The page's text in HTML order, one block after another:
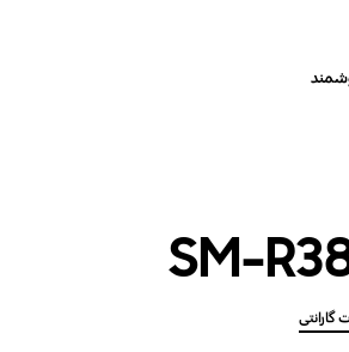
SM-
گارانتی